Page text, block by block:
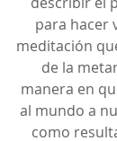
para hacer
meditación
de la
manera en
al mundo a
como